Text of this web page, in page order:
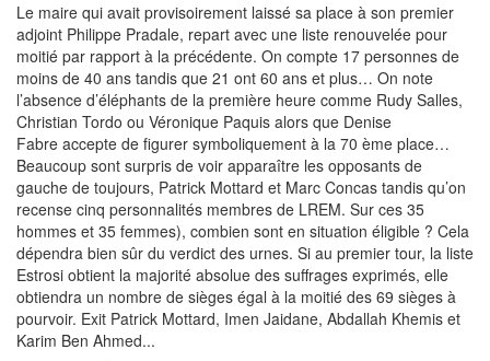
Le maire qui avait provisoirement laissé sa place à son premier
adjoint Philippe Pradale, repart avec une liste renouvelée pour
moitié par rapport à la précédente. On compte 17 personnes de
moins de 40 ans tandis que 21 ont 60 ans et plus… On note
l’absence d’éléphants de la première heure comme Rudy Salles,
Christian Tordo ou Véronique Paquis alors que Denise
Fabre accepte de figurer symboliquement à la 70 ème place…
Beaucoup sont surpris de voir apparaître les opposants de
gauche de toujours, Patrick Mottard et Marc Concas tandis qu’on
recense cinq personnalités membres de LREM. Sur ces 35
hommes et 35 femmes), combien sont en situation éligible ? Cela
dépendra bien sûr du verdict des urnes. Si au premier tour, la liste
Estrosi obtient la majorité absolue des suffrages exprimés, elle
obtiendra un nombre de sièges égal à la moitié des 69 sièges à
pourvoir. Exit Patrick Mottard, Imen Jaidane, Abdallah Khemis et
Karim Ben Ahmed...